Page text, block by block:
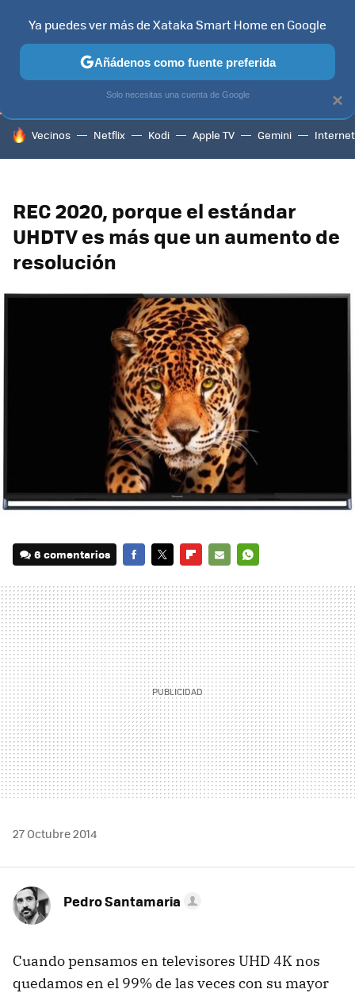
TELEVISORES CONTENIDOS SMART TV SELECCIÓN
HOY SE HABLA DE
Vecinos Netflix Kodi Apple TV Gemini Internet
REC 2020, porque el estándar
UHDTV es más que un aumento de
resolución
6 comentarios
MAIL
27 Octubre 2014
Pedro Santamaria
Cuando pensamos en televisores UHD 4K nos
quedamos en el 99% de las veces con su mayor
×
Ya puedes ver más de Xataka Smart Home en Google
Añádenos como fuente preferida
Solo necesitas una cuenta de Google